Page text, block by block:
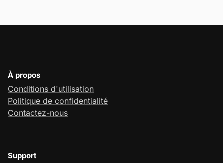
À propos
Conditions d'utilisation
Politique de confidentialité
Contactez-nous
Support